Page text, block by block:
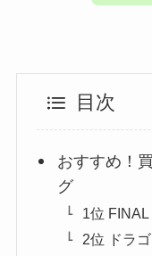
目次
おすすめ！
グ
1位
2位 ドラ